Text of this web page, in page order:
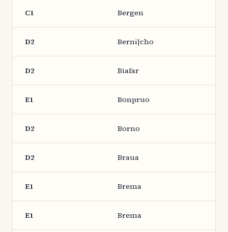
C1 Bergen
D2 Berni|cho
D2 Biafar
E1 Bonpruo
D2 Borno
D2 Braua
E1 Brema
E1 Brema